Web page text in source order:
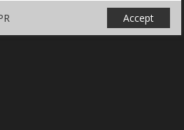
Accept